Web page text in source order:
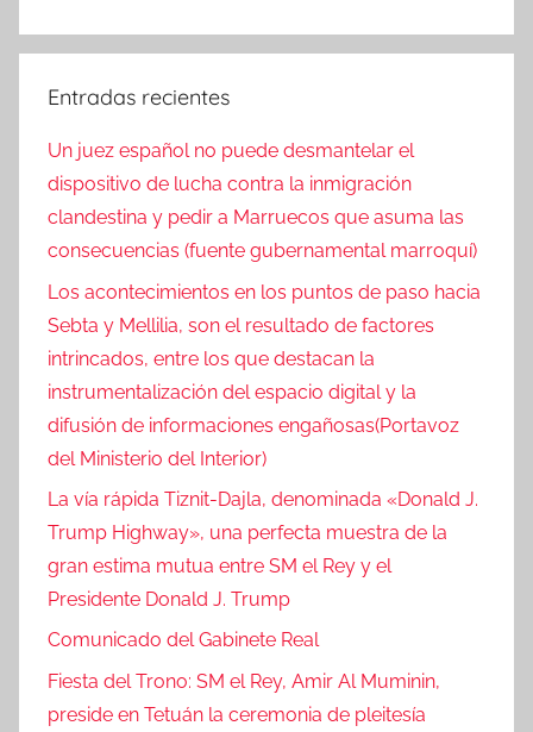
Entradas recientes
Un juez español no puede desmantelar el
dispositivo de lucha contra la inmigración
clandestina y pedir a Marruecos que asuma las
consecuencias (fuente gubernamental marroquí)
Los acontecimientos en los puntos de paso hacia
Sebta y Mellilia, son el resultado de factores
intrincados, entre los que destacan la
instrumentalización del espacio digital y la
difusión de informaciones engañosas(Portavoz
del Ministerio del Interior)
La vía rápida Tiznit-Dajla, denominada «Donald J.
Trump Highway», una perfecta muestra de la
gran estima mutua entre SM el Rey y el
Presidente Donald J. Trump
Comunicado del Gabinete Real
Fiesta del Trono: SM el Rey, Amir Al Muminin,
preside en Tetuán la ceremonia de pleitesía